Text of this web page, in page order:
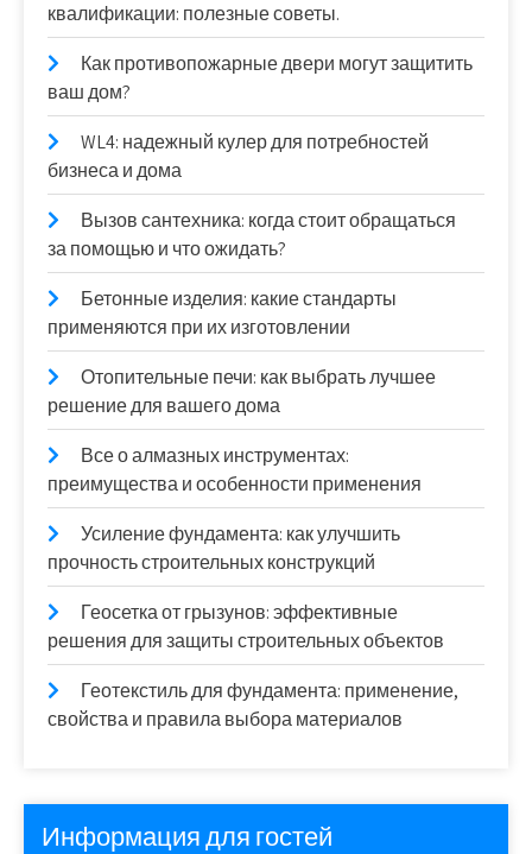
квалификации: полезные советы.
Как противопожарные двери могут защитить
ваш дом?
WL4: надежный кулер для потребностей
бизнеса и дома
Вызов сантехника: когда стоит обращаться
за помощью и что ожидать?
Бетонные изделия: какие стандарты
применяются при их изготовлении
Отопительные печи: как выбрать лучшее
решение для вашего дома
Все о алмазных инструментах:
преимущества и особенности применения
Усиление фундамента: как улучшить
прочность строительных конструкций
Геосетка от грызунов: эффективные
решения для защиты строительных объектов
Геотекстиль для фундамента: применение,
свойства и правила выбора материалов
Информация для гостей